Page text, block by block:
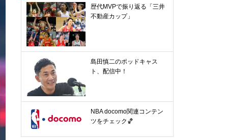
歴代MVPで振り返る「三井
不動産カップ」
島田慎二のポッドキャス
ト、配信中！
NBA docomo関連コンテン
ツをチェック🏀